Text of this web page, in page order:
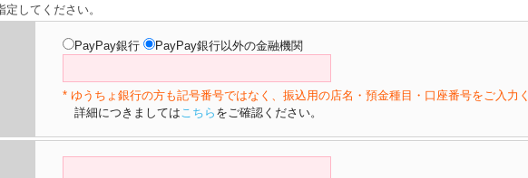
してください。
PayPay銀行 PayPay銀行以外の金融機関
* ゆうちょ銀行の方も記号番号ではなく、振込用の店名・預金種目・口座番号をご入力く
詳細につきましてはこちら をご確認ください。